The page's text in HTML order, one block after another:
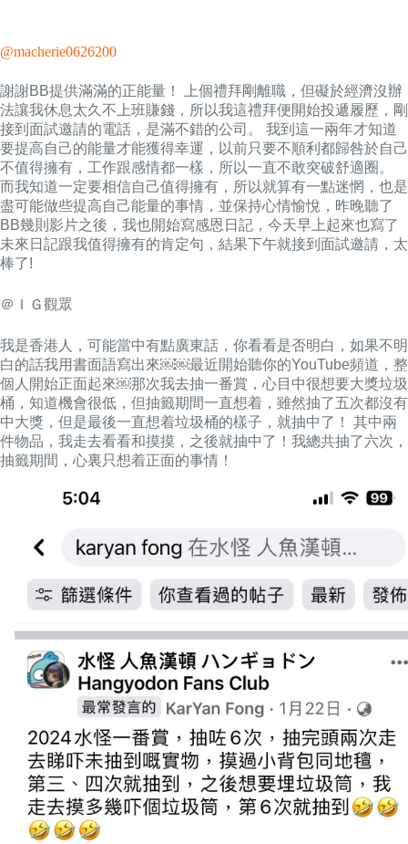
@macherie0626200
謝謝BB提供滿滿的正能量！ 上個禮拜剛離職，但礙於經濟沒辦
法讓我休息太久不上班賺錢，所以我這禮拜便開始投遞履歷，剛
接到面試邀請的電話，是滿不錯的公司。 我到這一兩年才知道
要提高自己的能量才能獲得幸運，以前只要不順利都歸咎於自己
不值得擁有，工作跟感情都一樣，所以一直不敢突破舒適圈。
而我知道一定要相信自己值得擁有，所以就算有一點迷惘，也是
盡可能做些提高自己能量的事情，並保持心情愉悅，昨晚聽了
BB幾則影片之後，我也開始寫感恩日記，今天早上起來也寫了
未來日記跟我值得擁有的肯定句，結果下午就接到面試邀請，太
棒了!
＠ＩＧ觀眾
我是香港人，可能當中有點廣東話，你看看是否明白，如果不明
白的話我用書面語寫出來￼￼最近開始聽你的YouTube頻道，整
個人開始正面起來￼那次我去抽一番賞，心目中很想要大獎垃圾
桶，知道機會很低，但抽籤期間一直想着，雖然抽了五次都沒有
中大獎，但是最後一直想着垃圾桶的樣子，就抽中了！ 其中兩
件物品，我走去看看和摸摸，之後就抽中了！我總共抽了六次，
抽籤期間，心裏只想着正面的事情！